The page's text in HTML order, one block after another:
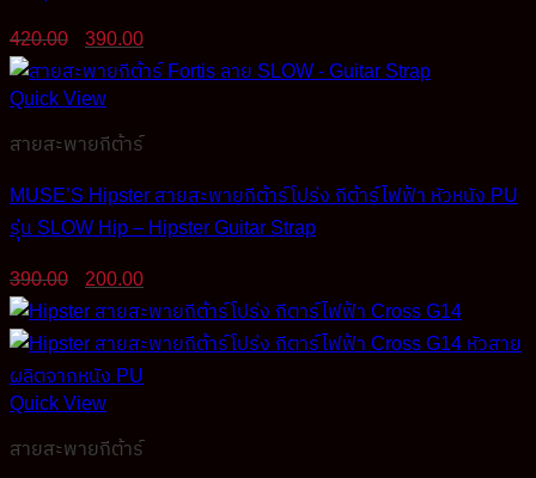
420.00
Original
price
was:
420.00฿.
390.00
is:
Quick View
สายสะพายกีต้าร์
MUSE’S Hipster สายสะพายกีต้าร์โปร่ง กีต้าร์ไฟฟ้า หัวหนัง PU
รุ่น SLOW Hip – Hipster Guitar Strap
390.00
Original
price
was:
390.00฿.
200.00
is:
200.00฿.
Quick View
สายสะพายกีต้าร์